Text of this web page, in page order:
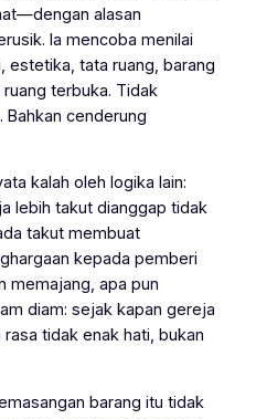
alasan
Ia mencoba menilai
estetika, tata ruang, barang
terbuka. Tidak
cenderung
kalah oleh logika lain:
lebih takut dianggap tidak
takut membuat
kepada pemberi
memajang, apa pun
diam: sejak kapan gereja
tidak enak hati, bukan
barang itu tidak